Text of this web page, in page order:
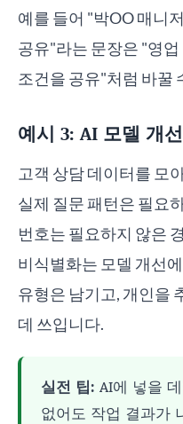
예를 들어 "박OO 매니
공유"라는 문장은 "영
조건을 공유"처럼 바꿀
예시 3: AI 모델 개
고객 상담 데이터를 모
실제 질문 패턴은 필요
번호는 필요하지 않은
비식별화는 모델 개선
유형은 남기고, 개인을
데 쓰입니다.
실전 팁: AI에 넣을
없어도 작업 결과가